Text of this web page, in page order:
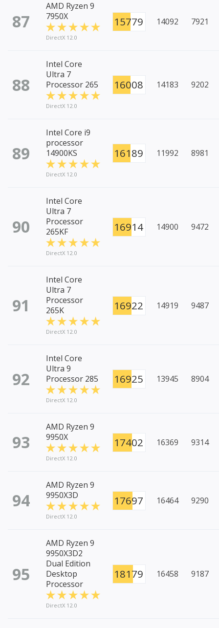
87
AMD Ryzen 9
7950X
DirectX 12.0
15779 14092 7921
88
Intel Core
Ultra 7
Processor 265
DirectX 12.0
16008 14183 9202
89
Intel Core i9
processor
14900KS
DirectX 12.0
16189 11992 8981
90
Intel Core
Ultra 7
Processor
265KF
DirectX 12.0
16914 14900 9472
91
Intel Core
Ultra 7
Processor
265K
DirectX 12.0
16922 14919 9487
92
Intel Core
Ultra 9
Processor 285
DirectX 12.0
16925 13945 8904
93
AMD Ryzen 9
9950X
DirectX 12.0
17402 16369 9314
94
AMD Ryzen 9
9950X3D
DirectX 12.0
17697 16464 9290
95
AMD Ryzen 9
9950X3D2
Dual Edition
Desktop
Processor
DirectX 12.0
18179 16458 9187